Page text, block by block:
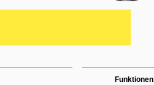
Funktionen